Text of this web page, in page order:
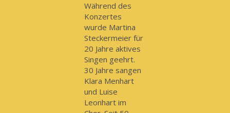
Während des
Konzertes
wurde Martina
Steckermeier für
20 Jahre aktives
Singen geehrt.
30 Jahre sangen
Klara Menhart
und Luise
Leonhart im